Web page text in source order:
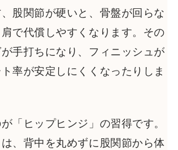
股関節が硬いと、骨盤が回らな
で代償しやすくなります。その
手打ちになり、フィニッシュが
率が安定しにくくなったりしま
「ヒップヒンジ」の習得です。
、背中を丸めずに股関節から体